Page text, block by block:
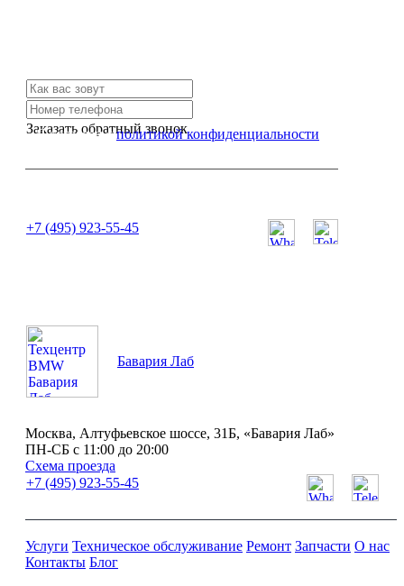
Заказать обратный звонок
Я согласен сполитикой конфиденциальности
+7 (495) 923-55-45
Бавария Лаб
Москва, Алтуфьевское шоссе, 31Б, «Бавария Лаб»
ПН-СБ с 11:00 до 20:00
Схема проезда
+7 (495) 923-55-45
Услуги Техническое обслуживание Ремонт Запчасти О нас
Контакты Блог